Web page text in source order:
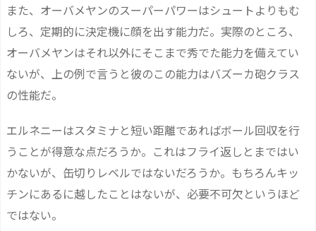
また、オーバメヤンのスーパーパワーはシュートよりもむ
しろ、定期的に決定機に顔を出す能力だ。実際のところ、
オーバメヤンはそれ以外にそこまで秀でた能力を備えてい
ないが、上の例で言うと彼のこの能力はバズーカ砲クラス
の性能だ。
エルネニーはスタミナと短い距離であればボール回収を行
うことが得意な点だろうか。これはフライ返しとまではい
かないが、缶切りレベルではないだろうか。もちろんキッ
チンにあるに越したことはないが、必要不可欠というほど
ではない。